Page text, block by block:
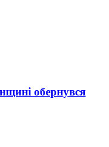
обернувся